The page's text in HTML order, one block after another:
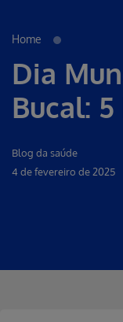
Home
Dia
Bucal:
Blog da saúde
4 de fevereiro de 2025